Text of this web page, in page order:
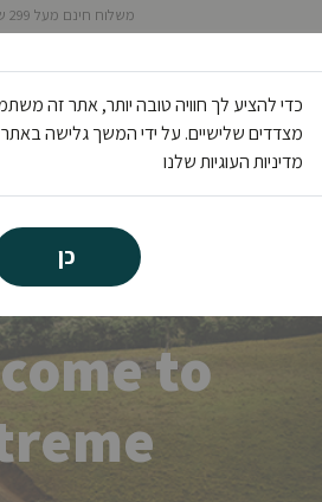
משלוח חינם מעל 299 ש"ח
to
כדי להציע לך חוויה טובה יותר, אתר זה
מצדדים שלישיים. על ידי המשך גלישה
מדיניות העוגיות שלנו
כן